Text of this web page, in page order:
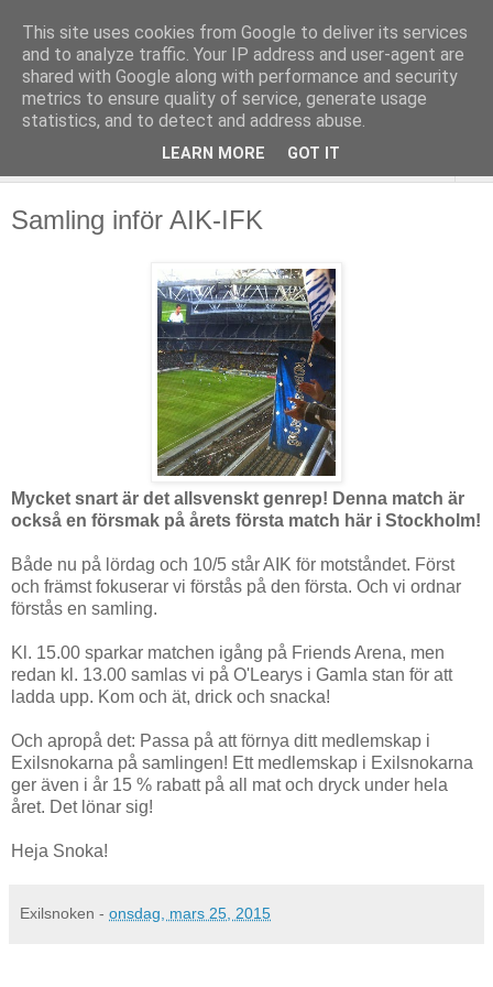
Samling inför AIK-IFK
Mycket snart är det allsvenskt genrep! Denna match är
också en försmak på årets första match här i Stockholm!
Både nu på lördag och 10/5 står AIK för motståndet. Först
och främst fokuserar vi förstås på den första. Och vi ordnar
förstås en samling.
Kl. 15.00 sparkar matchen igång på Friends Arena, men
redan kl. 13.00 samlas vi på O'Learys i Gamla stan för att
ladda upp. Kom och ät, drick och snacka!
Och apropå det: Passa på att förnya ditt medlemskap i
Exilsnokarna på samlingen! Ett medlemskap i Exilsnokarna
ger även i år 15 % rabatt på all mat och dryck under hela
året. Det lönar sig!
Heja Snoka!
Exilsnoken - onsdag, mars 25, 2015
This site uses cookies from Google to deliver its services
and to analyze traffic. Your IP address and user-agent are
shared with Google along with performance and security
metrics to ensure quality of service, generate usage
statistics, and to detect and address abuse.
LEARN MORE GOT IT